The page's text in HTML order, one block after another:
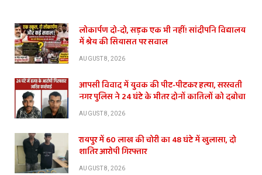
लोकार्पण दो-दो, सड़क एक भी नहीं! सांदीपनि विद्यालय
में श्रेय की सियासत पर सवाल
AUGUST 8, 2026
आपसी विवाद में युवक की पीट-पीटकर हत्या, सरस्वती
नगर पुलिस ने 24 घंटे के भीतर दोनों कातिलों को दबोचा
AUGUST 8, 2026
रायपुर में 60 लाख की चोरी का 48 घंटे में खुलासा, दो
शातिर आरोपी गिरफ्तार
AUGUST 8, 2026